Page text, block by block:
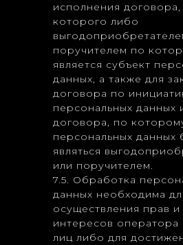
исполнения
которого либо
поручителем по
является субъект
данных, а также для
договора по
персональных данных
договора, по
персональных данных
являться
или поручителем.
7.5. Обработка
данных необходима
осуществления прав и
интересов оператора
лиц либо для